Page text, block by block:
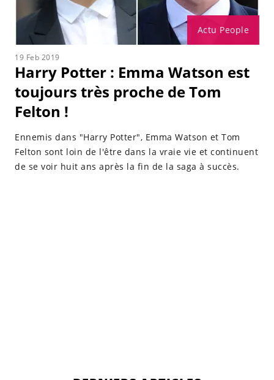
Actu People
19 Feb 2019
Harry Potter : Emma Watson est
toujours très proche de Tom
Felton !
Ennemis dans "Harry Potter", Emma Watson et Tom
Felton sont loin de l'être dans la vraie vie et continuent
de se voir huit ans après la fin de la saga à succès.